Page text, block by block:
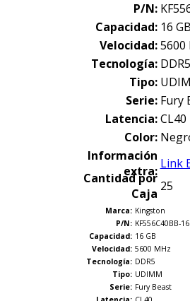
P/N:
Capacidad: 16 GB
Velocidad: 5600
Tecnología: DDR5
Tipo:
Serie: Fury
Latencia: CL40
Color:
Información
extra: Link
Cantidad por
Caja 25
Marca: Kingston
P/N: KF556C40BB-16
Capacidad: 16 GB
Velocidad: 5600 MHz
Tecnología: DDR5
Tipo: UDIMM
Serie: Fury Beast